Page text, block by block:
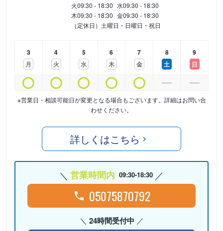
火09:30 - 18:30 水09:30 - 18:30
木09:30 - 18:30 金09:30 - 18:30
（定休日）土曜日・日曜日・祝日
3
月
4
火
5
水
6
木
7
金
8
土
9
日
※営業日・相談可能日が変更となる場合もございます。詳細はお問い合
わせください。
詳しくはこちら
営業時間内 09:30-18:30
05075870792
24時間受付中